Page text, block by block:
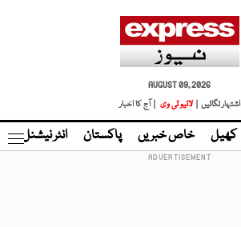
AUGUST 09, 2026
اشتہار لگائیں |
لائیو ٹی وی | آج کا اخبار
کھیل خاص خبریں پاکستان انٹر نیشنل